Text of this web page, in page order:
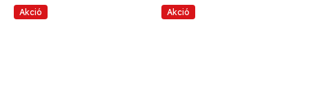
Akció Akció